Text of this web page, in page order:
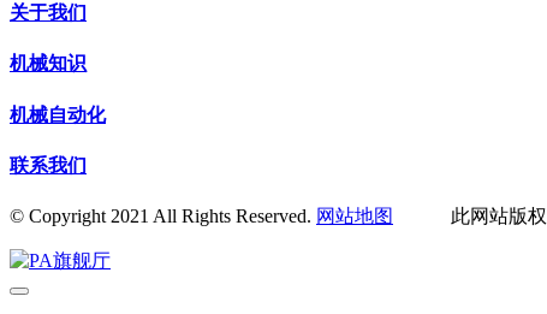
关于我们
机械知识
机械自动化
联系我们
© Copyright 2021 All Rights Reserved. 网站地图 此网站版权归